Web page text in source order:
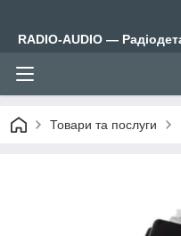
RADIO-AUDIO —
Товари та послуги